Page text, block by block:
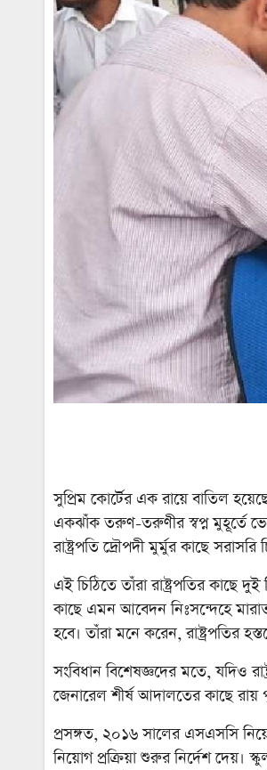
সুপ্রিম কোর্টের এক রায়ে বাতিল
একঝাঁক তরুণ-তরুণীর স্বপ্ন মুহূর্তে
রাষ্ট্রপতি দ্রৌপদী মুর্মুর কাছে সরাসরি
এই চিঠিতে তাঁরা রাষ্ট্রপতির কাছে
কাছে এমন আবেদন নিঃসন্দেহে
হবে। তাঁরা মনে করেন, রাষ্ট্রপতির
সংবিধান বিশেষজ্ঞদের মতে, যদিও
জেনারেল শীর্ষ আদালতের কাছে রায়
প্রসঙ্গত, ২০১৬ সালের এসএসসি
নিয়োগ প্রক্রিয়া শুরুর নির্দেশ দেয়।